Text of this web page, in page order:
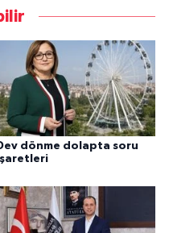
dönme dolapta soru